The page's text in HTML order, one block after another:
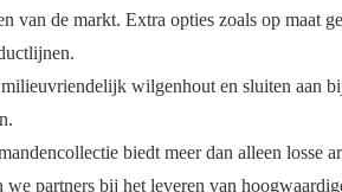
van de markt. Extra opties zoals op maat
wilgenhout en sluiten aan
biedt meer dan alleen losse
partners bij het leveren van